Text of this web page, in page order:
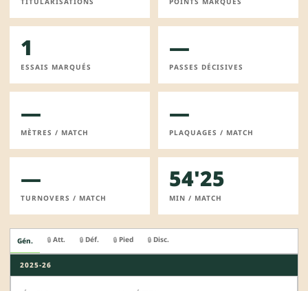
1
ESSAIS MARQUÉS
—
PASSES DÉCISIVES
—
MÈTRES / MATCH
—
PLAQUAGES / MATCH
—
TURNOVERS / MATCH
54'25
MIN / MATCH
Gén. 🔒 Att. 🔒 Déf. 🔒 Pied 🔒 Disc.
2025-26